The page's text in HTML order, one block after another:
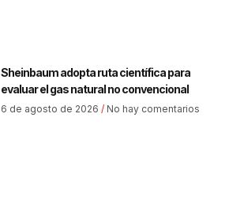
Sheinbaum adopta ruta científica para
evaluar el gas natural no convencional
6 de agosto de 2026 No hay comentarios